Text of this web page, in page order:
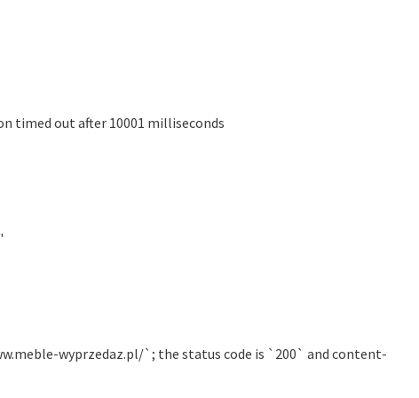
timed out after 10001 milliseconds
wyprzedaz.pl/`; the status code is `200` and content-